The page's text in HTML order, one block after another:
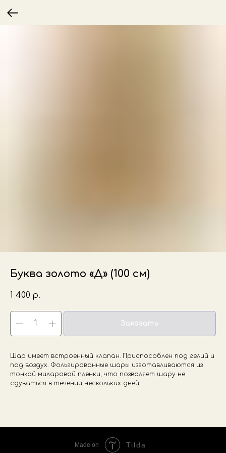
Буква золото «Д» (100 см)
1 400 р.
Заказать
Шар имеет встроенный клапан. Приспособлен под гелий и
под воздух. Фольгированные шары изготавливаются из
тонкой миларовой пленки, что позволяет шару не
сдуваться в течении нескольких дней.
Made on Tilda